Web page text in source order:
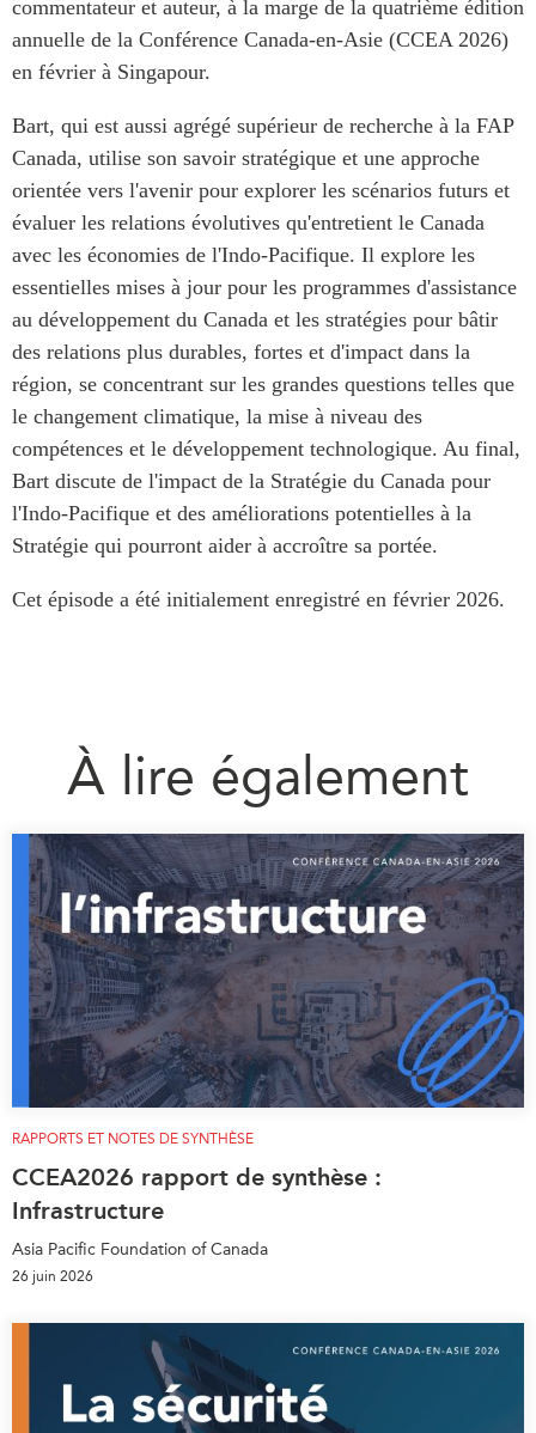
Le Partenariat APEC-
Canada pour la croissance
i-LEAD
CanWIN
Attachés supérieurs de
recherche
ABLAC
ABAC
APEC
PECC
CSCAP
Partenaires institutionnels
Pacifique
Investment Monitor
des entreprises
Conférence Canada-en-
Asie
CPTPP Portal
commentateur et auteur, à la marge de la quatrième édition
annuelle de la Conférence Canada-en-Asie (CCEA 2026)
en février à Singapour.
Bart, qui est aussi agrégé supérieur de recherche à la FAP
Canada, utilise son savoir stratégique et une approche
orientée vers l'avenir pour explorer les scénarios futurs et
évaluer les relations évolutives qu'entretient le Canada
avec les économies de l'Indo-Pacifique. Il explore les
essentielles mises à jour pour les programmes d'assistance
au développement du Canada et les stratégies pour bâtir
des relations plus durables, fortes et d'impact dans la
région, se concentrant sur les grandes questions telles que
le changement climatique, la mise à niveau des
compétences et le développement technologique. Au final,
Bart discute de l'impact de la Stratégie du Canada pour
l'Indo-Pacifique et des améliorations potentielles à la
Stratégie qui pourront aider à accroître sa portée.
Cet épisode a été initialement enregistré en février 2026.
À lire également
RAPPORTS ET NOTES DE SYNTHÈSE
CCEA2026 rapport de synthèse :
Infrastructure
Asia Pacific Foundation of Canada
26 juin 2026